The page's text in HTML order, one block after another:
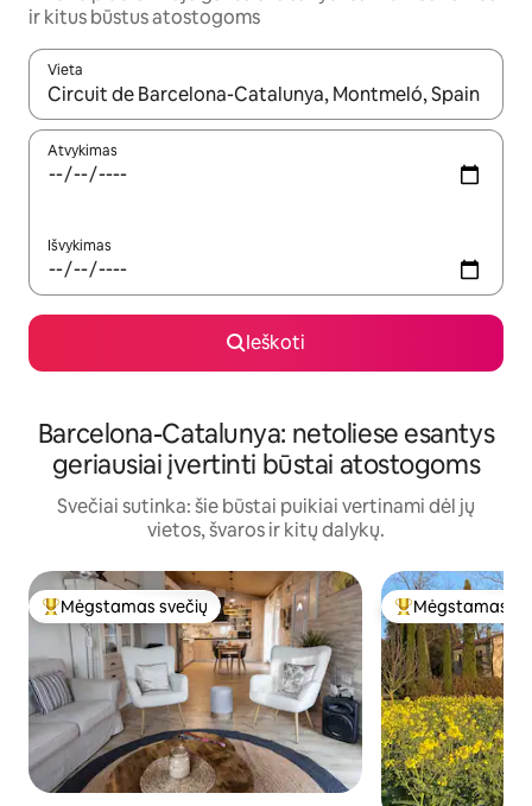
ir kitus būstus atostogoms
Vieta
Kai pasirodys paieškos rezultatai, juos naršyti galite
Atvykimas
Išvykimas
Ieškoti
Barcelona-Catalunya: netoliese esantys
geriausiai įvertinti būstai atostogoms
Svečiai sutinka: šie būstai puikiai vertinami dėl jų
vietos, švaros ir kitų dalykų.
Svečių mėgstamiausias
Mėgstamas svečių Svečių
Mėgstamas